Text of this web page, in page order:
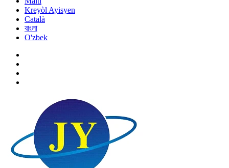
Kreyòl Ayisyen
Català
বাংলা
O'zbek